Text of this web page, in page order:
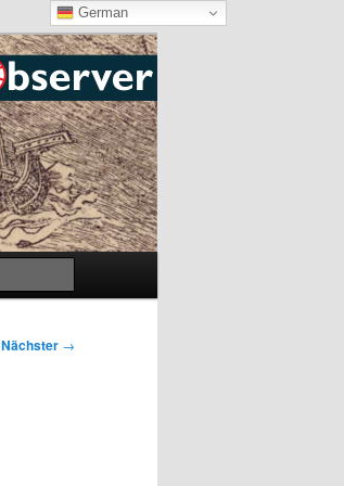
Nächster →
German